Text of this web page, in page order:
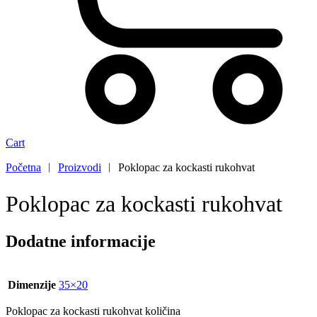
Cart
Početna ︱ Proizvodi ︱ Poklopac za kockasti rukohvat
Poklopac za kockasti rukohvat
Dodatne informacije
Dimenzije 35×20
Poklopac za kockasti rukohvat količina